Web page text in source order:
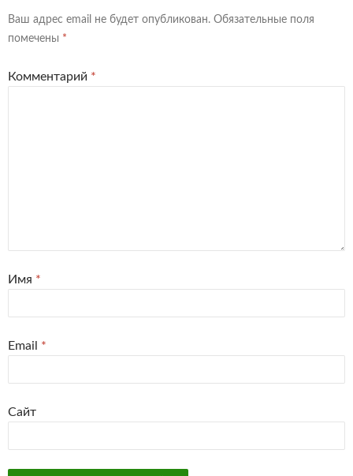
Ваш адрес email не будет опубликован. Обязательные поля
помечены *
Комментарий *
Имя *
Email *
Сайт